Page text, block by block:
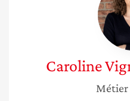
Caroline
Métier